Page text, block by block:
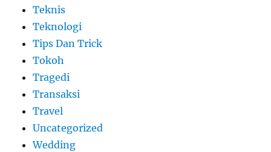
Teknis
Teknologi
Tips Dan Trick
Tokoh
Tragedi
Transaksi
Travel
Uncategorized
Wedding